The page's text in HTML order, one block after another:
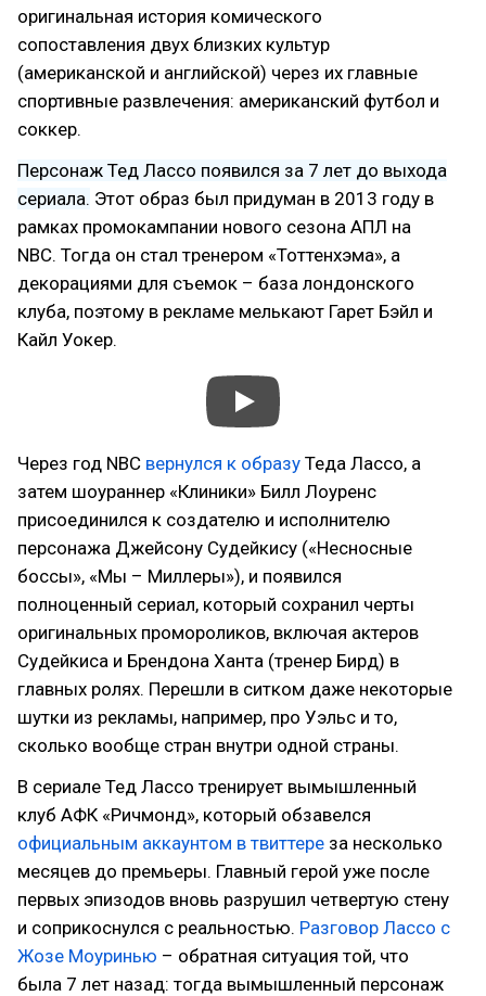
оригинальная история комического
сопоставления двух близких культур
(американской и английской) через их главные
спортивные развлечения: американский футбол и
соккер.
Персонаж Тед Лассо появился за 7 лет до выхода
сериала. Этот образ был придуман в 2013 году в
рамках промокампании нового сезона АПЛ на
NBC. Тогда он стал тренером «Тоттенхэма», а
декорациями для съемок – база лондонского
клуба, поэтому в рекламе мелькают Гарет Бэйл и
Кайл Уокер.
Через год NBC вернулся к образу Теда Лассо, а
затем шоураннер «Клиники» Билл Лоуренс
присоединился к создателю и исполнителю
персонажа Джейсону Судейкису («Несносные
боссы», «Мы – Миллеры»), и появился
полноценный сериал, который сохранил черты
оригинальных промороликов, включая актеров
Судейкиса и Брендона Ханта (тренер Бирд) в
главных ролях. Перешли в ситком даже некоторые
шутки из рекламы, например, про Уэльс и то,
сколько вообще стран внутри одной страны.
В сериале Тед Лассо тренирует вымышленный
клуб АФК «Ричмонд», который обзавелся
официальным аккаунтом в твиттере за несколько
месяцев до премьеры. Главный герой уже после
первых эпизодов вновь разрушил четвертую стену
и соприкоснулся с реальностью. Разговор Лассо с
Жозе Моуринью – обратная ситуация той, что
была 7 лет назад: тогда вымышленный персонаж